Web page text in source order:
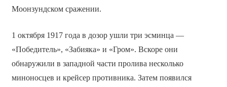
Моонзундском сражении.
1 октября 1917 года в дозор ушли три эсминца —
«Победитель», «Забияка» и «Гром». Вскоре они
обнаружили в западной части пролива несколько
миноносцев и крейсер противника. Затем появился